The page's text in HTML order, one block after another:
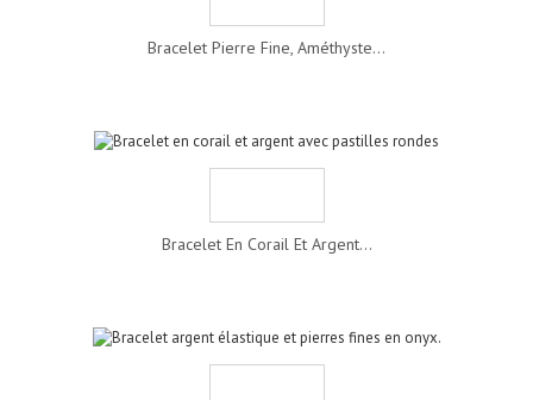
Bracelet Pierre Fine, Améthyste...
Bracelet En Corail Et Argent...